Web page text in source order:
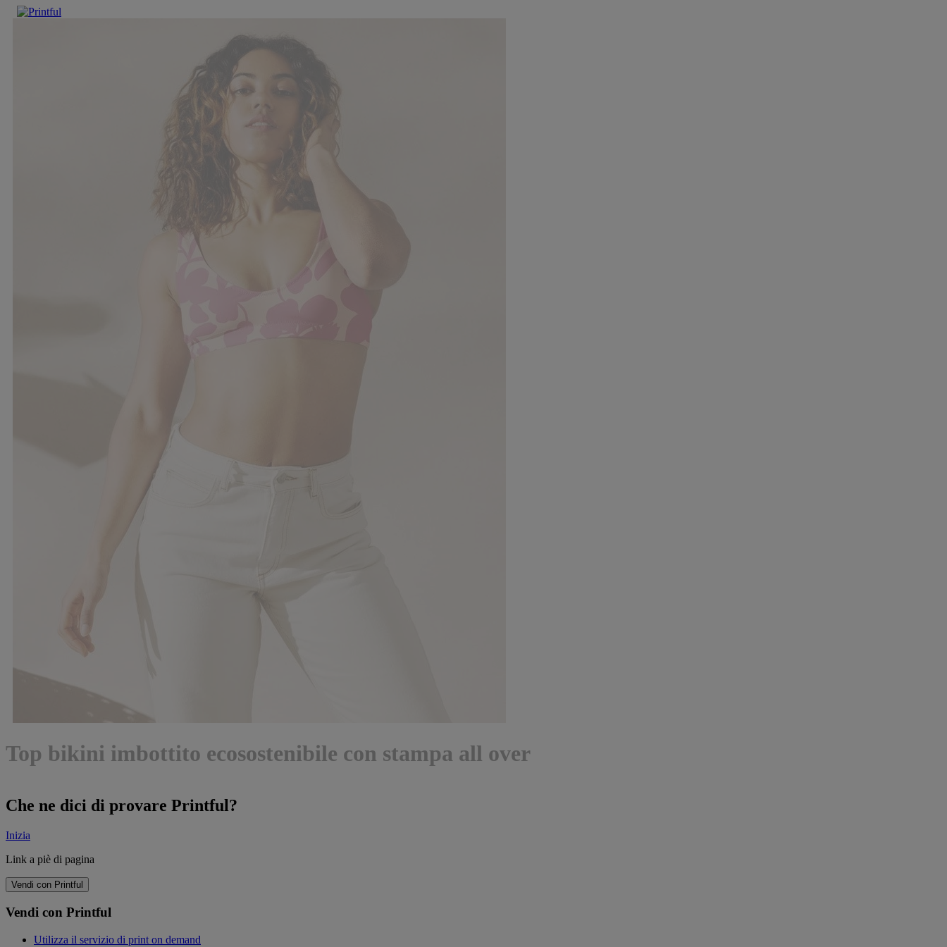
Top bikini imbottito ecosostenibile con stampa all over
Che ne dici di provare Printful?
Inizia
Link a piè di pagina
Vendi con Printful
Vendi con Printful
Utilizza il servizio di print on demand